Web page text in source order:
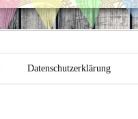
Datenschutzerklärung